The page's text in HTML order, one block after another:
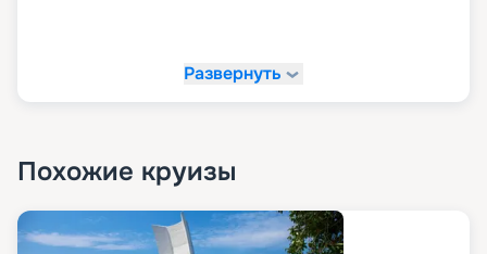
Развернуть
Похожие круизы